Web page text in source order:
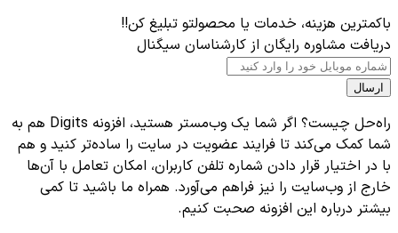
باکمترین هزینه، خدمات یا محصولتو تبلیغ کن!!
دریافت مشاوره رایگان از کارشناسان سیگنال
ارسال
راه‌حل چیست؟ اگر شما یک وب‌مستر هستید، افزونه Digits هم به
شما کمک می‌کند تا فرایند عضویت در سایت را ساده‌‌تر کنید و هم
با در اختیار قرار دادن شماره تلفن کاربران، امکان تعامل با آن‌ها
خارج از وب‌سایت را نیز فراهم می‌آورد. همراه ما باشید تا کمی
بیشتر درباره این افزونه صحبت کنیم.